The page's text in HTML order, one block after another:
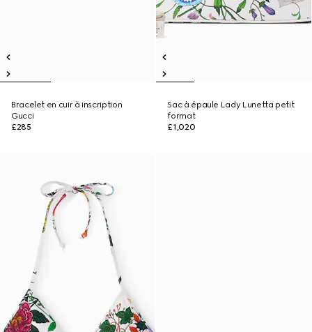
Bracelet en cuir à inscription
Gucci
£285
Sac à épaule Lady Lunetta petit
format
£1,020